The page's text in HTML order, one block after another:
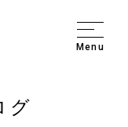
Menu
グ